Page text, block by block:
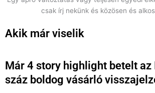
csak írj nekünk és közösen és
Akik már viselik
Már 4 story highlight betelt az
száz boldog vásárló